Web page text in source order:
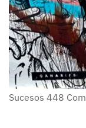
Sucesos 448